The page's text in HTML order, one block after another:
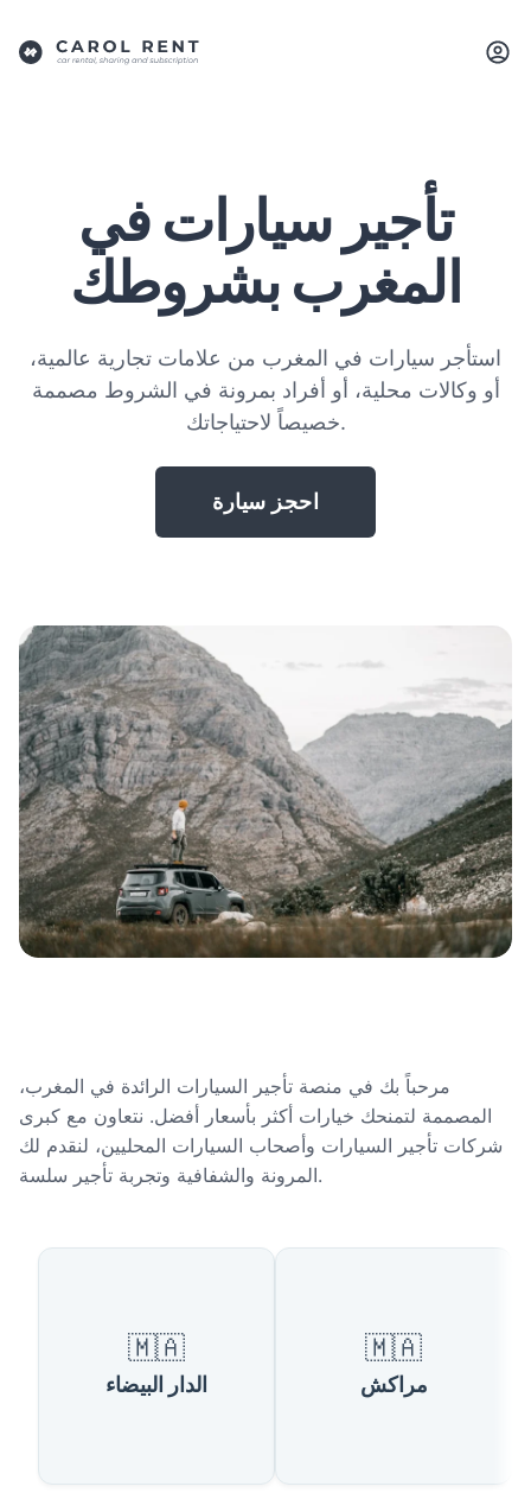
تأجير سيارات في
المغرب بشروطك
استأجر سيارات في المغرب من علامات تجارية عالمية،
أو وكالات محلية، أو أفراد بمرونة في الشروط مصممة
خصيصاً لاحتياجاتك.
احجز سيارة
مرحباً بك في منصة تأجير السيارات الرائدة في المغرب،
المصممة لتمنحك خيارات أكثر بأسعار أفضل. نتعاون مع كبرى
شركات تأجير السيارات وأصحاب السيارات المحليين، لنقدم لك
المرونة والشفافية وتجربة تأجير سلسة.
مدن شهيرة في المغرب
🇲🇦
الدار البيضاء
🇲🇦
مراكش